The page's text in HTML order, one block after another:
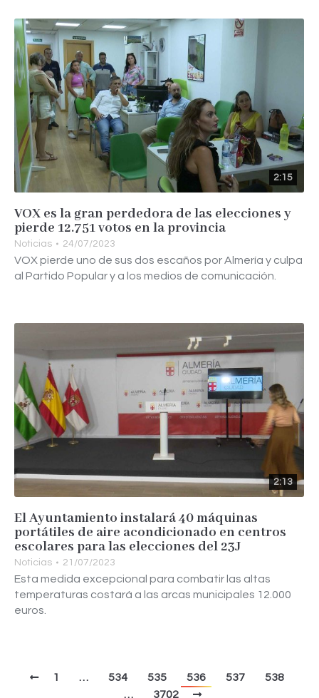
2:15
VOX es la gran perdedora de las elecciones y
pierde 12.751 votos en la provincia
Noticias 24/07/2023
VOX pierde uno de sus dos escaños por Almería y culpa
al Partido Popular y a los medios de comunicación.
2:13
El Ayuntamiento instalará 40 máquinas
portátiles de aire acondicionado en centros
escolares para las elecciones del 23J
Noticias 21/07/2023
Esta medida excepcional para combatir las altas
temperaturas costará a las arcas municipales 12.000
euros.
1 … 534 535 536 537
538
…
3702